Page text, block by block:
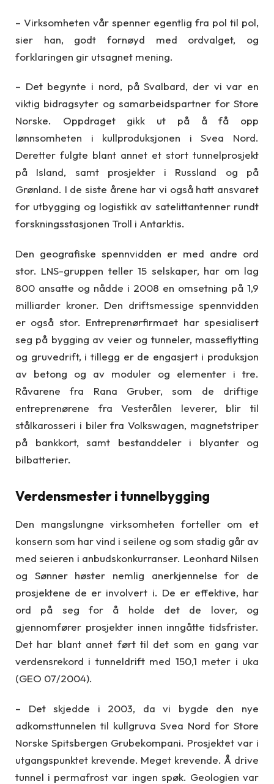
– Virksomheten vår spenner egentlig fra pol til pol,
sier han, godt fornøyd med ordvalget, og
forklaringen gir utsagnet mening.
– Det begynte i nord, på Svalbard, der vi var en
viktig bidragsyter og samarbeidspartner for Store
Norske. Oppdraget gikk ut på å få opp
lønnsomheten i kullproduksjonen i Svea Nord.
Deretter fulgte blant annet et stort tunnelprosjekt
på Island, samt prosjekter i Russland og på
Grønland. I de siste årene har vi også hatt ansvaret
for utbygging og logistikk av satelittantenner rundt
forskningsstasjonen Troll i Antarktis.
Den geografiske spennvidden er med andre ord
stor. LNS-gruppen teller 15 selskaper, har om lag
800 ansatte og nådde i 2008 en omsetning på 1,9
milliarder kroner. Den driftsmessige spennvidden
er også stor. Entreprenørfirmaet har spesialisert
seg på bygging av veier og tunneler, masseflytting
og gruvedrift, i tillegg er de engasjert i produksjon
av betong og av moduler og elementer i tre.
Råvarene fra Rana Gruber, som de driftige
entreprenørene fra Vesterålen leverer, blir til
stålkarosseri i biler fra Volkswagen, magnetstriper
på bankkort, samt bestanddeler i blyanter og
bilbatterier.
Verdensmester i tunnelbygging
Den mangslungne virksomheten forteller om et
konsern som har vind i seilene og som stadig går av
med seieren i anbudskonkurranser. Leonhard Nilsen
og Sønner høster nemlig anerkjennelse for de
prosjektene de er involvert i. De er effektive, har
ord på seg for å holde det de lover, og
gjennomfører prosjekter innen inngåtte tidsfrister.
Det har blant annet ført til det som en gang var
verdensrekord i tunneldrift med 150,1 meter i uka
(GEO 07/2004).
– Det skjedde i 2003, da vi bygde den nye
adkomsttunnelen til kullgruva Svea Nord for Store
Norske Spitsbergen Grubekompani. Prosjektet var i
utgangspunktet krevende. Meget krevende. Å drive
tunnel i permafrost var ingen spøk. Geologien var